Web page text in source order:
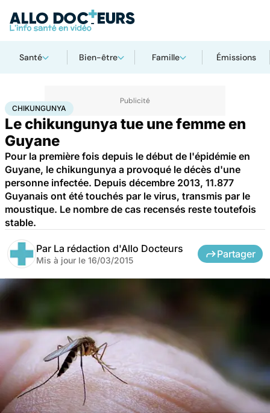
Santé Bien-être Famille Émissions
AccueilSantéChikungunya
CHIKUNGUNYA
Le chikungunya tue une femme en
Guyane
Pour la première fois depuis le début de l'épidémie en
Guyane, le chikungunya a provoqué le décès d'une
personne infectée. Depuis décembre 2013, 11.877
Guyanais ont été touchés par le virus, transmis par le
moustique. Le nombre de cas recensés reste toutefois
stable.
Par La rédaction d'Allo Docteurs
Mis à jour le 16/03/2015
Partager